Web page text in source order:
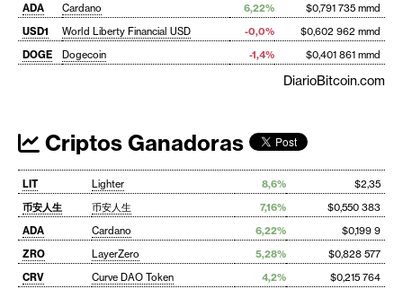
ADA
Cardano 6,22%
$0,791 735 mmd
USD1
World Liberty Financial USD -0,0%
$0,602 962 mmd
DOGE
Dogecoin -1,4% $0,401 861 mmd
DiarioBitcoin.com
Criptos Ganadoras
LIT Lighter 8,6%
$2,35
币安人生
币安人生 7,16%
$0,550 383
ADA
Cardano 6,22%
$0,199 9
ZRO
LayerZero 5,28%
$0,828 577
CRV
Curve DAO Token 4,2%
$0,215 764